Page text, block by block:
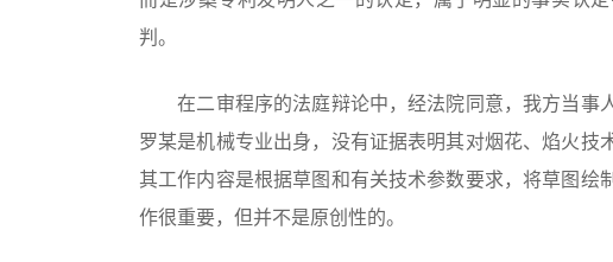
判。
在二审程序的法庭辩论中，经法院同意，我方当事
罗某是机械专业出身，没有证据表明其对烟花、焰火技
其工作内容是根据草图和有关技术参数要求，将草图
作很重要，但并不是原创性的。